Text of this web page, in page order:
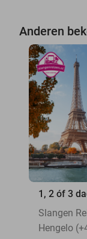
Anderen
1, 2 óf 3
Slangen
Hengelo